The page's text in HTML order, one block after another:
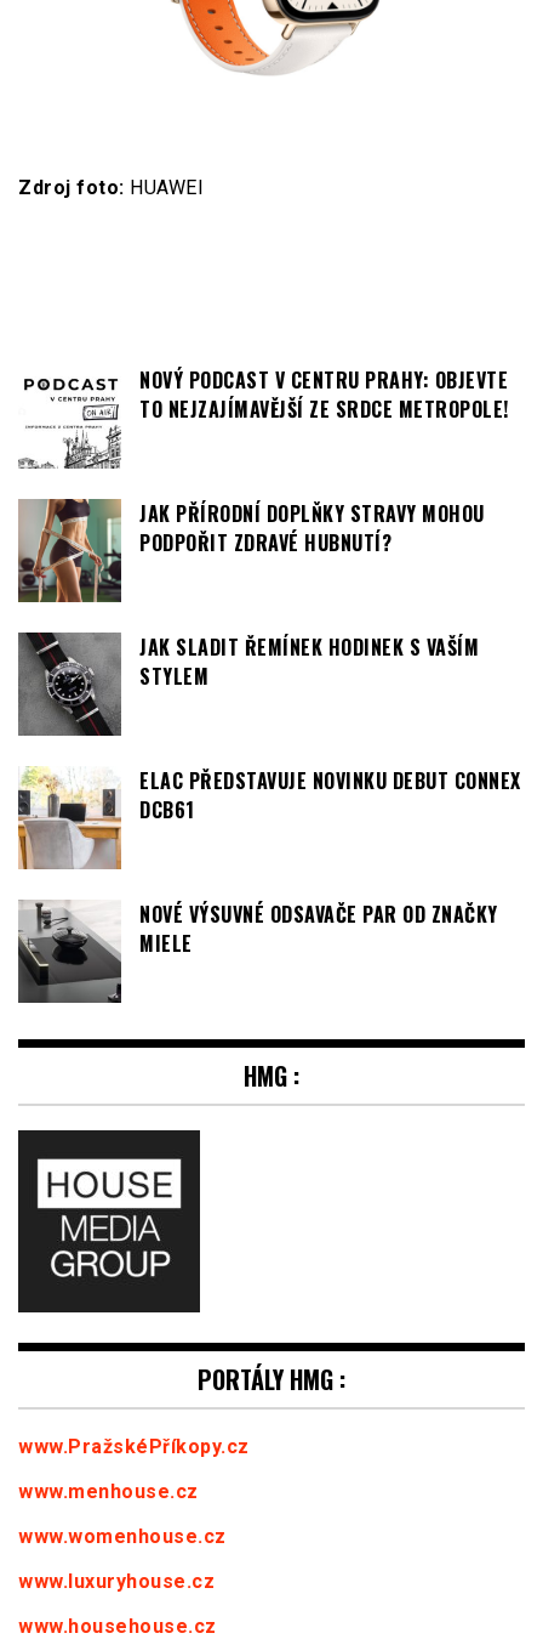
Zdroj foto: HUAWEI
NOVÝ PODCAST V CENTRU PRAHY: OBJEVTE
TO NEJZAJÍMAVĚJŠÍ ZE SRDCE METROPOLE!
JAK PŘÍRODNÍ DOPLŇKY STRAVY MOHOU
PODPOŘIT ZDRAVÉ HUBNUTÍ?
JAK SLADIT ŘEMÍNEK HODINEK S VAŠÍM
STYLEM
ELAC PŘEDSTAVUJE NOVINKU DEBUT CONNEX
DCB61
NOVÉ VÝSUVNÉ ODSAVAČE PAR OD ZNAČKY
MIELE
HMG :
PORTÁLY HMG :
www.PražskéPříkopy.cz
www.menhouse.cz
www.womenhouse.cz
www.luxuryhouse.cz
www.househouse.cz